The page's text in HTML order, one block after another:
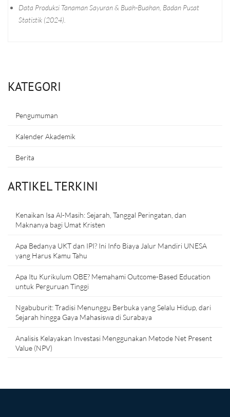
Data Produksi Tanaman Sayuran & Buah-Buahan, Badan Pusat
Statistik (2024).
KATEGORI
Pengumuman
Kalender Akademik
Berita
ARTIKEL TERKINI
Kenaikan Isa Al-Masih: Sejarah, Tanggal Peringatan, dan
Maknanya bagi Umat Kristen
Apa Bedanya UKT dan IPI? Ini Info Biaya Jalur Mandiri UNESA
yang Harus Kamu Tahu
Apa Itu Kurikulum OBE? Memahami Outcome-Based Education
untuk Perguruan Tinggi
Ngabuburit: Tradisi Menunggu Berbuka yang Selalu Hidup, dari
Sejarah hingga Gaya Mahasiswa di Surabaya
Analisis Kelayakan Investasi Menggunakan Metode Net Present
Value (NPV)